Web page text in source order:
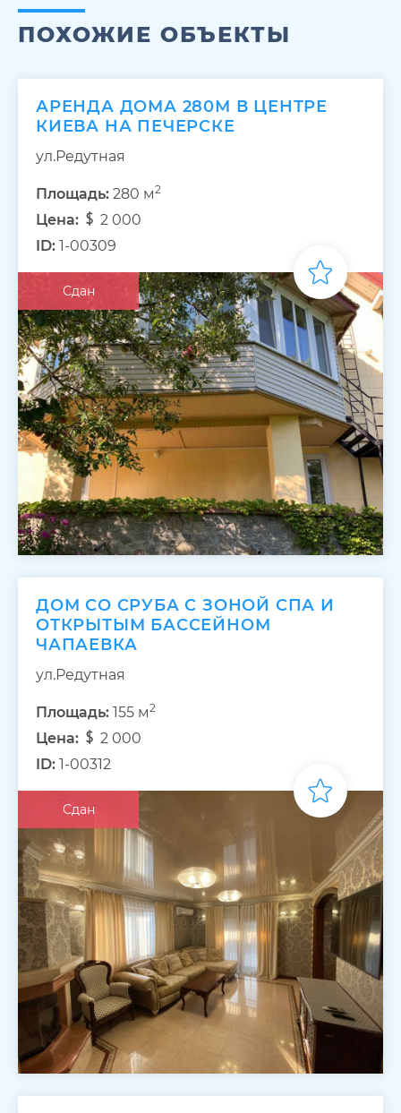
ПОХОЖИЕ ОБЪЕКТЫ
АРЕНДА ДОМА 280М В ЦЕНТРЕ
КИЕВА НА ПЕЧЕРСКЕ
ул.Редутная
Площадь: 280 м2
Цена:
2 000
ID: 1-00309
Сдан
ДОМ СО СРУБА С ЗОНОЙ СПА И
ОТКРЫТЫМ БАССЕЙНОМ
ЧАПАЕВКА
ул.Редутная
Площадь: 155 м2
Цена:
2 000
ID: 1-00312
Сдан